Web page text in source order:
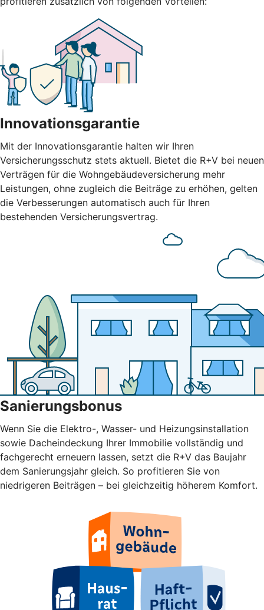
Innovationsgarantie
Mit der Innovationsgarantie halten wir Ihren
Versicherungsschutz stets aktuell. Bietet die R+V bei neuen
Verträgen für die Wohngebäudeversicherung mehr
Leistungen, ohne zugleich die Beiträge zu erhöhen, gelten
die Verbesserungen automatisch auch für Ihren
bestehenden Versicherungsvertrag.
Sanierungsbonus
Wenn Sie die Elektro-, Wasser- und Heizungsinstallation
sowie Dacheindeckung Ihrer Immobilie vollständig und
fachgerecht erneuern lassen, setzt die R+V das Baujahr
dem Sanierungsjahr gleich. So profitieren Sie von
niedrigeren Beiträgen – bei gleichzeitig höherem Komfort.